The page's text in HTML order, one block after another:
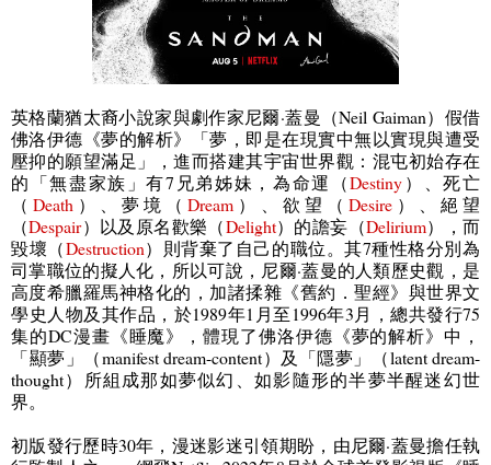
英格蘭猶太裔小說家與劇作家尼爾·蓋曼（Neil Gaiman）假借
佛洛伊德《夢的解析》「夢，即是在現實中無以實現與遭受
壓抑的願望滿足」，進而搭建其宇宙世界觀：混屯初始存在
的「無盡家族」有7 兄弟姊妹，為命運（Destiny）、死亡
（Death ）、夢境（Dream ）、欲望（ Desire）、絕望
（Despair）以及原名歡樂（Delight）的譫妄（Delirium），而
毀壞（Destruction）則背棄了自己的職位。其7種性格分別為
司掌職位的擬人化，所以可說，尼爾·蓋曼的人類歷史觀，是
高度希臘羅馬神格化的，加諸揉雜《舊約．聖經》與世界文
學史人物及其作品，於1989年1 月至1996年3月，總共發行75
集的DC漫畫《睡魔》，體現了佛洛伊德《夢的解析》中，
「顯夢」（manifest dream-content）及「隱夢」（latent dream-
thought）所組成那如夢似幻、如影隨形的半夢半醒迷幻世
界。
初版發行歷時30年，漫迷影迷引領期盼，由尼爾·蓋曼擔任執